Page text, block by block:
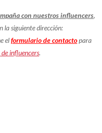
con nuestros influencers,
la siguiente dirección:
elformulario de contactopara
influencers.